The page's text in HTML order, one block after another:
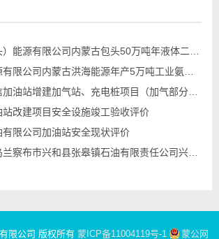
改建项目安全设施竣工验收评价
有限公司加油站安全现状评价
限公司 版权所有 蒙ICP备11004119号-1 蒙公网